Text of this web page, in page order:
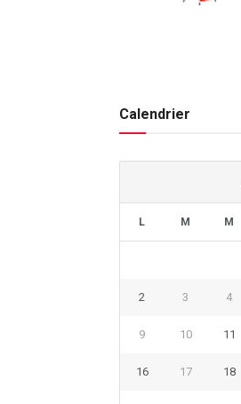
Calendrier
L M M
2 3 4
9 10 11
16 17 18